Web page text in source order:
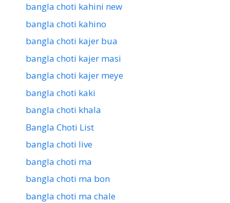
bangla choti kahini new
bangla choti kahino
bangla choti kajer bua
bangla choti kajer masi
bangla choti kajer meye
bangla choti kaki
bangla choti khala
Bangla Choti List
bangla choti live
bangla choti ma
bangla choti ma bon
bangla choti ma chale